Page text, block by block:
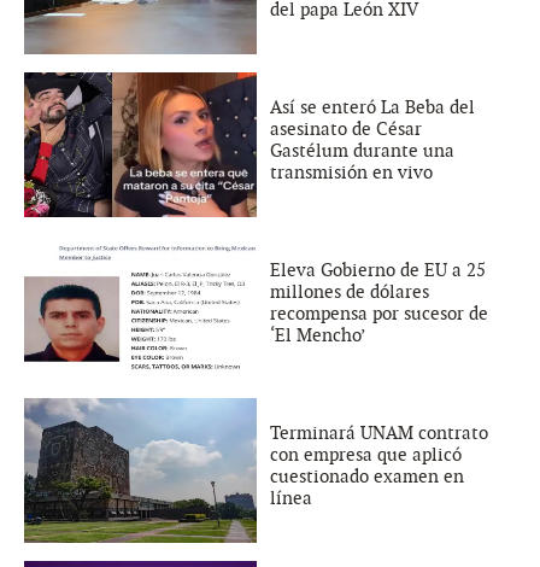
del papa León XIV
Así se enteró La Beba del
asesinato de César
Gastélum durante una
transmisión en vivo
Eleva Gobierno de EU a 25
millones de dólares
recompensa por sucesor de
‘El Mencho’
Terminará UNAM contrato
con empresa que aplicó
cuestionado examen en
línea